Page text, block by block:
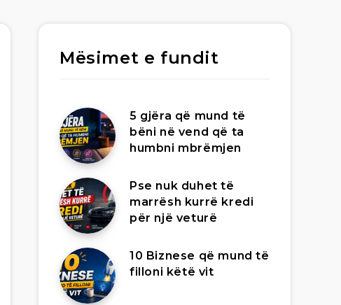
Mësimet e fundit
5 gjëra që mund të
bëni në vend që ta
humbni mbrëmjen
Pse nuk duhet të
marrësh kurrë kredi
për një veturë
10 Biznese që mund të
filloni këtë vit